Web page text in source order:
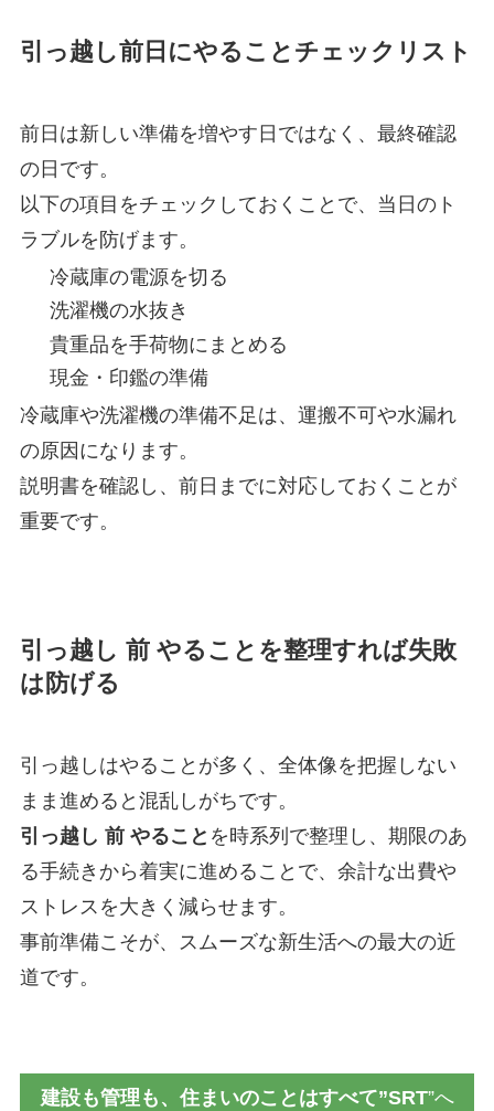
引っ越し前日にやることチェックリスト
前日は新しい準備を増やす日ではなく、最終確認
の日です。
以下の項目をチェックしておくことで、当日のト
ラブルを防げます。
冷蔵庫の電源を切る
洗濯機の水抜き
貴重品を手荷物にまとめる
現金・印鑑の準備
冷蔵庫や洗濯機の準備不足は、運搬不可や水漏れ
の原因になります。
説明書を確認し、前日までに対応しておくことが
重要です。
引っ越し 前 やることを整理すれば失敗
は防げる
引っ越しはやることが多く、全体像を把握しない
まま進めると混乱しがちです。
引っ越し 前 やること を時系列で整理し、期限のあ
る手続きから着実に進めることで、余計な出費や
ストレスを大きく減らせます。
事前準備こそが、スムーズな新生活への最大の近
道です。
建設も管理も、住まいのことはすべて”SRT”へ